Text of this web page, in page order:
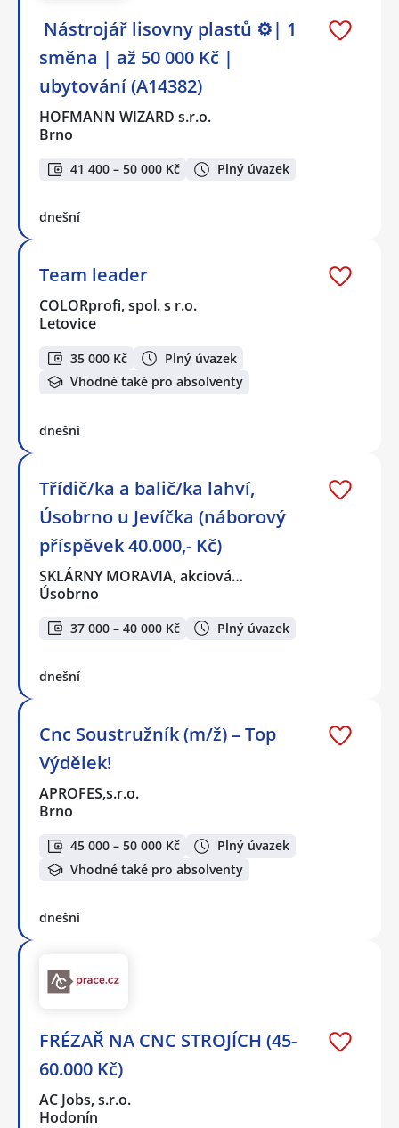
️ Nástrojář lisovny plastů ⚙️| 1
směna | až 50 000 Kč |
ubytování (A14382)
HOFMANN WIZARD s.r.o.
Brno
41 400 – 50 000 Kč Plný úvazek
dnešní
Team leader
COLORprofi, spol. s r.o.
Letovice
35 000 Kč
Plný úvazek
Vhodné také pro absolventy
dnešní
Třídič/ka a balič/ka lahví,
Úsobrno u Jevíčka (náborový
příspěvek 40.000,- Kč)
SKLÁRNY MORAVIA, akciová…
Úsobrno
37 000 – 40 000 Kč Plný úvazek
dnešní
Cnc Soustružník (m/ž) – Top
Výdělek!
APROFES,s.r.o.
Brno
45 000 – 50 000 Kč
Plný úvazek
Vhodné také pro absolventy
dnešní
FRÉZAŘ NA CNC STROJÍCH (45-
60.000 Kč)
AC Jobs, s.r.o.
Hodonín